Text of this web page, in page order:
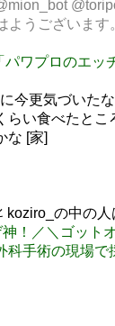
ようございます
ワプロのエ
今更気づいた
い食べたと
な [家]
の中の人
！／＼ゴット
手術の現場